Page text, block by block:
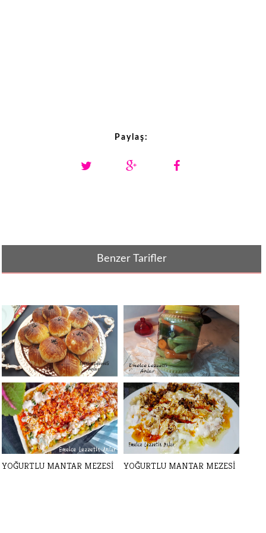
Paylaş:
Benzer Tarifler
KARAKÖY POĞAÇASI NASIL
YAPILIR? ORJ[...]
BU YÖNTEM İLE KÜTÜR
KÜTÜR TURŞU TAR[...]
YOĞURTLU MANTAR MEZESİ YOĞURTLU MANTAR MEZESİ